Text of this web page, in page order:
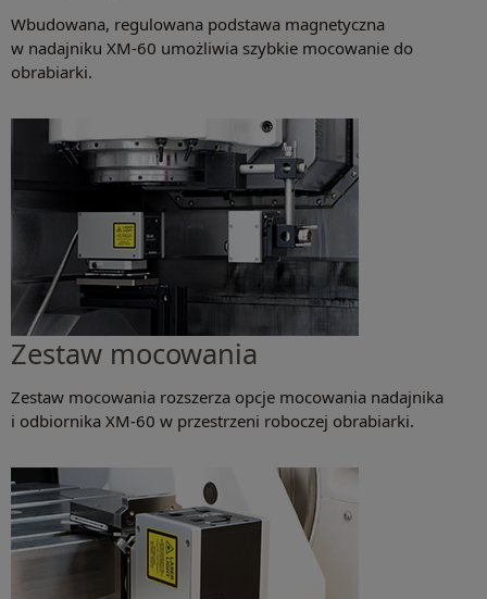
Wbudowana, regulowana podstawa magnetyczna
w nadajniku XM-60 umożliwia szybkie mocowanie do
obrabiarki.
Zestaw mocowania
Zestaw mocowania rozszerza opcje mocowania nadajnika
i odbiornika XM-60 w przestrzeni roboczej obrabiarki.